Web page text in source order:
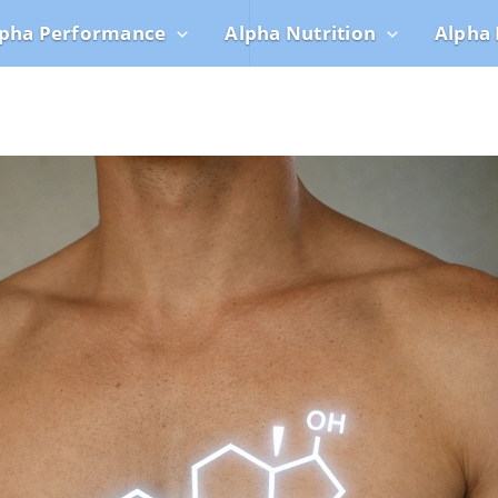
Performance Alpha Nutrition Alpha